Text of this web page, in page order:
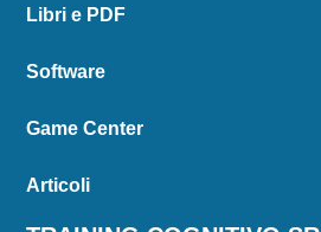
Libri e PDF
Software
Game Center
Articoli